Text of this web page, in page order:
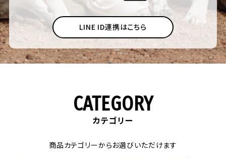
LINE ID連携はこちら
CATEGORY
カテゴリー
商品カテゴリーからお選びいただけます